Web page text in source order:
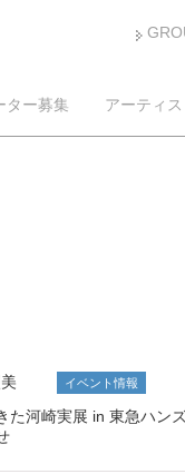
ター募集
アーティ
美 イベント情報
河崎実展 in 東急ハン